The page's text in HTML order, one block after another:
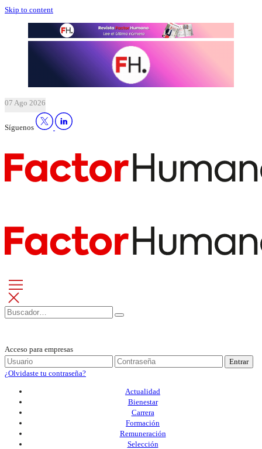
Skip to content
07 Ago 2026
Síguenos
Acceso para empresas
Entrar
¿Olvidaste tu contraseña?
Actualidad
Bienestar
Carrera
Formación
Remuneración
Selección